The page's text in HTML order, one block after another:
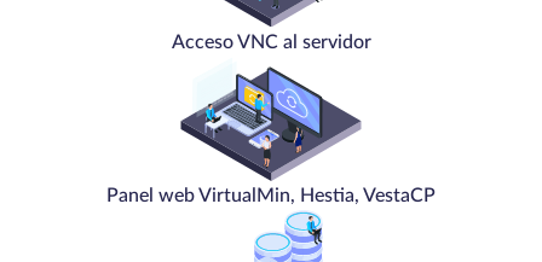
Acceso VNC al servidor
Panel web VirtualMin, Hestia, VestaCP